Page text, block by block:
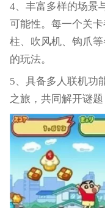
4、丰富多样的场景
可能性。每一个关
柱、吹风机、钩爪
的玩法。
5、具备多人联机功
之旅，共同解开谜